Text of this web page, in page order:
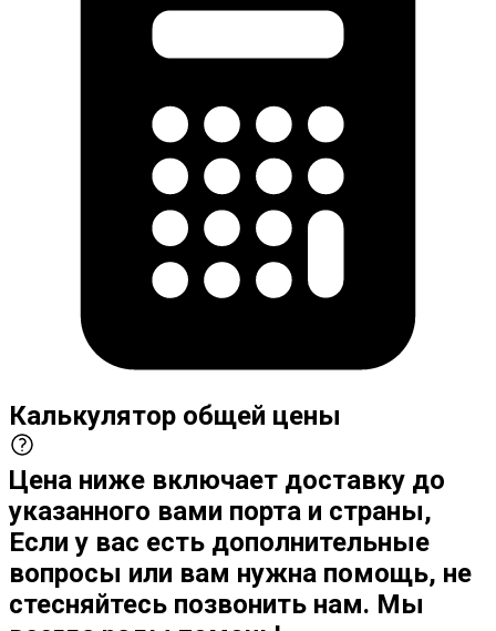
Калькулятор общей цены
Цена ниже включает доставку до
указанного вами порта и страны,
Если у вас есть дополнительные
вопросы или вам нужна помощь, не
стесняйтесь позвонить нам. Мы